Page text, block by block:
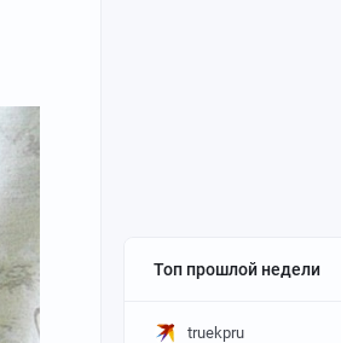
Топ прошлой недели
truekpru